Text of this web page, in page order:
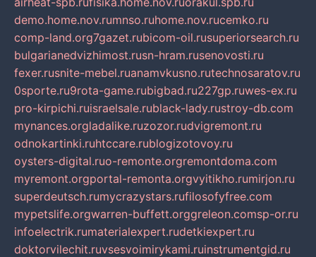
demo.home.nov.rumnso.ruhome.nov.rucemko.ru
comp-land.org7gazet.rubicom-oil.rusuperiorsearch.ru
bulgarianedvizhimost.rusn-hram.rusenovosti.ru
fexer.rusnite-mebel.ruanamvkusno.rutechnosaratov.ru
0sporte.ru9rota-game.rubigbad.ru227gp.ruwes-ex.ru
pro-kirpichi.ruisraelsale.rublack-lady.rustroy-db.com
mynances.orgladalike.ruzozor.rudvigremont.ru
odnokartinki.ruhtccare.rublogizotovoy.ru
oysters-digital.ruo-remonte.orgremontdoma.com
myremont.orgportal-remonta.orgvyitikho.rumirjon.ru
superdeutsch.rumycrazystars.rufilosofyfree.com
mypetslife.orgwarren-buffett.orggreleon.comsp-or.ru
infoelectrik.rumaterialexpert.rudetkiexpert.ru
doktorvilechit.ruvsesvoimirykami.ruinstrumentgid.ru